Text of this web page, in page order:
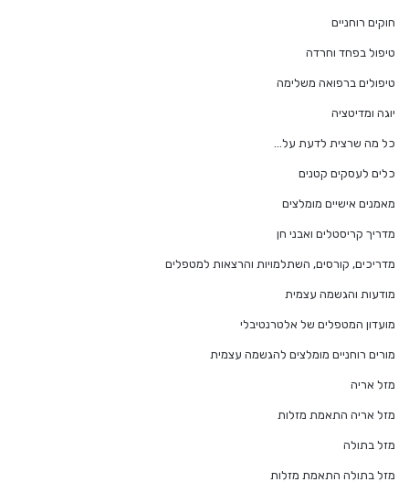
חוקים רוחניים
טיפול בפחד וחרדה
טיפולים ברפואה משלימה
יוגה ומדיטציה
כל מה שרצית לדעת על…
כלים לעסקים קטנים
מאמנים אישיים מומלצים
מדריך קריסטלים ואבני חן
מדריכים, קורסים, השתלמויות והרצאות למטפלים
מודעות והגשמה עצמית
מועדון המטפלים של אלטרנטיבלי
מורים רוחניים מומלצים להגשמה עצמית
מזל אריה
מזל אריה התאמת מזלות
מזל בתולה
מזל בתולה התאמת מזלות